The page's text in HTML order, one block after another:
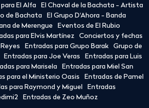
El Alfa
El Chaval de la Bachata - Artista
de Bachata
El Grupo D'Ahora - Banda
de Merengue
Eventos de El Rubio
para Elvis Martínez
Conciertos y fechas
Entradas para Grupo Barak
Grupo de
Entradas para Joe Veras
Entradas para Luis
para Marisela
Entradas para Miel San
para el Ministerio Oasis
Entradas de Pamel
para Raymond y Miguel
Entradas
Entradas de Zeo Muñoz